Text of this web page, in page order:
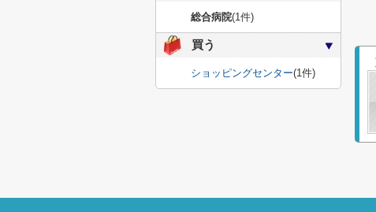
総合病院(1件)
買う
ショッピングセンター(1件)